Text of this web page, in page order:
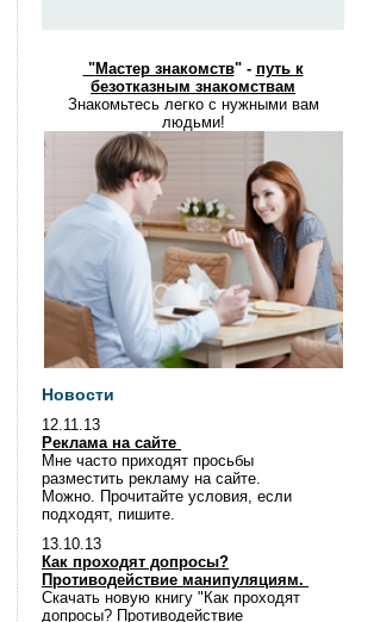
"Мастер знакомств" - путь к
безотказным знакомствам
Знакомьтесь легко с нужными вам
людьми!
Новости
12.11.13
Реклама на сайте
Мне часто приходят просьбы
разместить рекламу на сайте.
Можно. Прочитайте условия, если
подходят, пишите.
13.10.13
Как проходят допросы?
Противодействие манипуляциям.
Скачать новую книгу "Как проходят
допросы? Противодействие